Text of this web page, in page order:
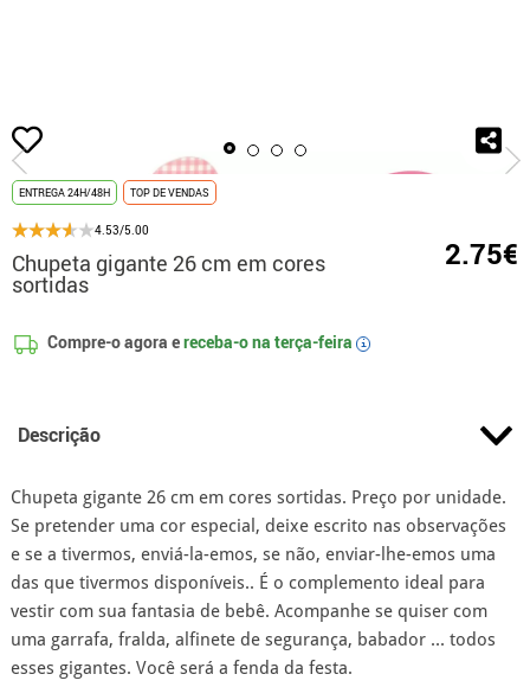
início
ENTREGA 24H/48H TOP DE VENDAS
4.53/5.00
Chupeta gigante 26 cm em cores
sortidas
2.75€
Compre-o agora ereceba-o na terça-feira i
Descrição
Chupeta gigante 26 cm em cores sortidas. Preço por unidade.
Se pretender uma cor especial, deixe escrito nas observações
e se a tivermos, enviá-la-emos, se não, enviar-lhe-emos uma
das que tivermos disponíveis.. É o complemento ideal para
vestir com sua fantasia de bebê. Acompanhe se quiser com
uma garrafa, fralda, alfinete de segurança, babador ... todos
esses gigantes. Você será a fenda da festa.